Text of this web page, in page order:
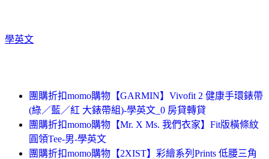
學英文
團購折扣momo購物【GARMIN】Vivofit 2 健康手環錶帶
(綠／藍／紅 大錶帶組)-學英文_0 房貸轉貸
團購折扣momo購物【Mr. X Ms. 我們衣家】Fit版橫條紋
圓領Tee-男-學英文
團購折扣momo購物【2XIST】彩繪系列Prints 低腰三角